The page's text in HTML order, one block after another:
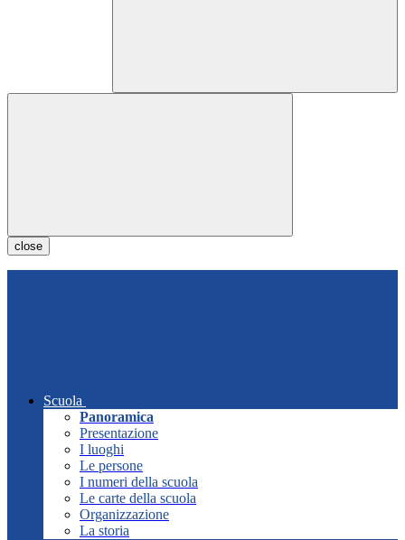
close
Scuola
Panoramica
Presentazione
I luoghi
Le persone
I numeri della scuola
Le carte della scuola
Organizzazione
La storia